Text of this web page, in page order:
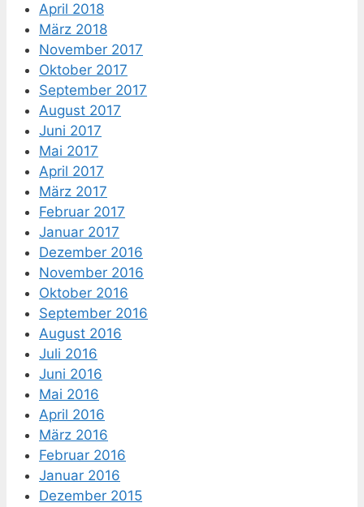
April 2018
März 2018
November 2017
Oktober 2017
September 2017
August 2017
Juni 2017
Mai 2017
April 2017
März 2017
Februar 2017
Januar 2017
Dezember 2016
November 2016
Oktober 2016
September 2016
August 2016
Juli 2016
Juni 2016
Mai 2016
April 2016
März 2016
Februar 2016
Januar 2016
Dezember 2015